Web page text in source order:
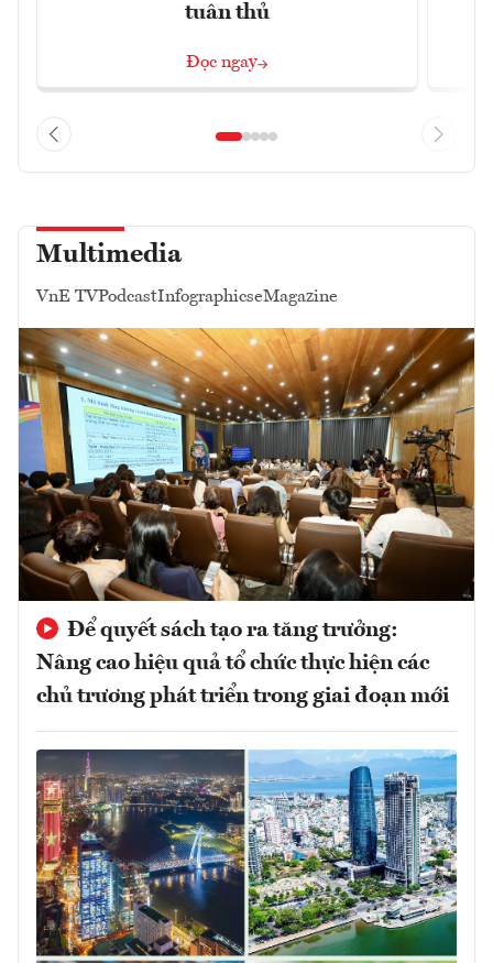
tuân thủ
Đọc ngay
Multimedia
VnE TVPodcastInfographicseMagazine
Để quyết sách tạo ra tăng trưởng:
Nâng cao hiệu quả tổ chức thực hiện các
chủ trương phát triển trong giai đoạn mới